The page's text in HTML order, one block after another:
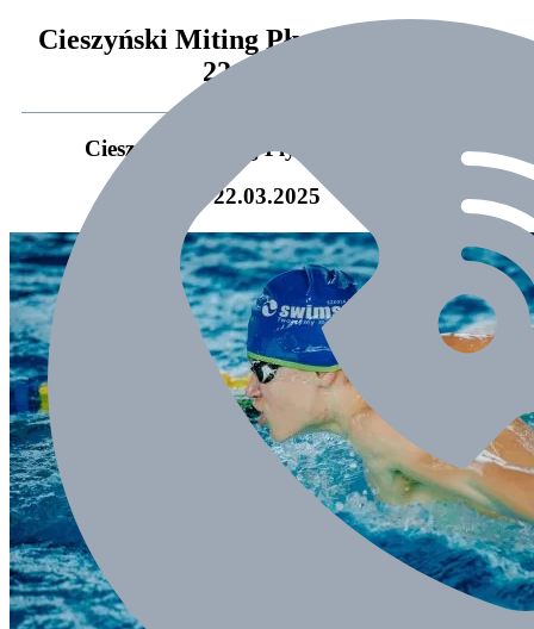
Cieszyński Miting Pływacki- runda II
22.03.2025
Cieszyński Miting Pływacki -runda II
22.03.2025